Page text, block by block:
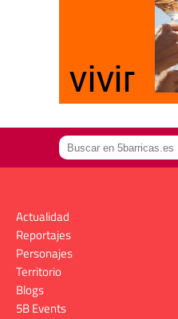
Actualidad
Reportajes
Personajes
Territorio
Blogs
5B Events